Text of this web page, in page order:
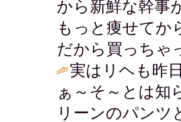
から新鮮な幹事
もっと痩せてか
だから買っちゃ
実はリヘも昨
ぁ～そ～とは知
リーンのパンツ